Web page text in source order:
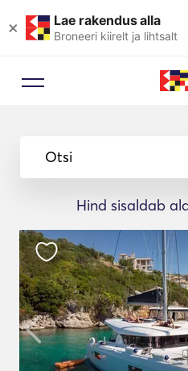
× Lae rakendus alla
Broneeri kiirelt ja lihtsalt
Otsi
Hind sisaldab